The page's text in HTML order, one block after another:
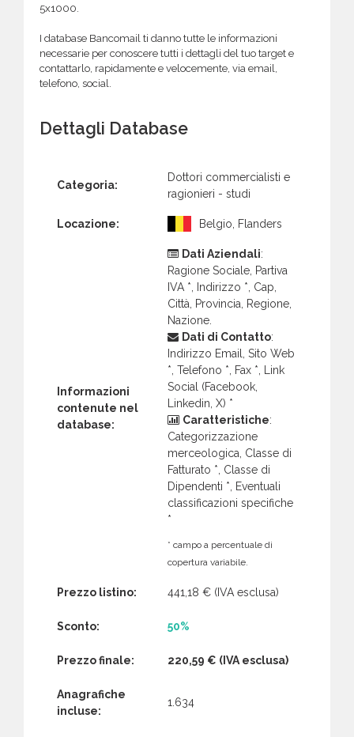
5x1000.
I database Bancomail ti danno tutte le informazioni
necessarie per conoscere tutti i dettagli del tuo target e
contattarlo, rapidamente e velocemente, via email,
telefono, social.
Dettagli Database
Categoria:
Dottori commercialisti e
ragionieri - studi
Locazione: Belgio, Flanders
Informazioni
contenute nel
database:
Dati Aziendali:
Ragione Sociale, Partiva
IVA *, Indirizzo *, Cap,
Città, Provincia, Regione,
Nazione.
Dati di Contatto:
Indirizzo Email, Sito Web
*, Telefono *, Fax *, Link
Social (Facebook,
Linkedin, X) *
Caratteristiche:
Categorizzazione
merceologica, Classe di
Fatturato *, Classe di
Dipendenti *, Eventuali
classificazioni specifiche
*
* campo a percentuale di
copertura variabile.
Prezzo listino: 441,18 € (IVA esclusa)
Sconto: 50%
Prezzo finale: 220,59 € (IVA esclusa)
Anagrafiche
incluse:
1.634